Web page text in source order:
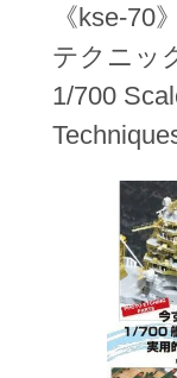
《kse-70
テクニッ
1/700